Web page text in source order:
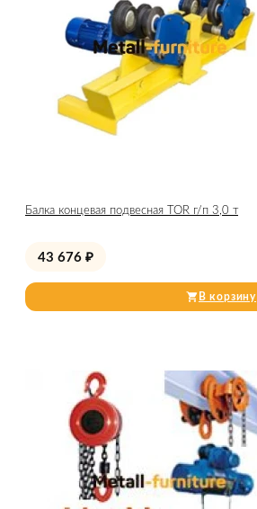
Балка концевая подвесная TOR г/п 3,0 т
43 676 ₽
В корзину